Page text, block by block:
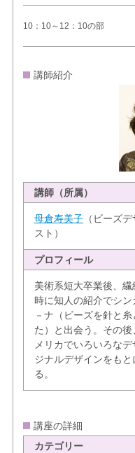
10：10～12：10の部
講師紹介
講師（所属）
母倉寿美子（ビーズデ
スト）
プロフィール
美術系短大卒業後、
時に知人の紹介でシ
－ナ（ビーズを針と
た）と出会う。その
メリカでいろいろな
ジナルデザインをも
る。
講座の詳細
カテゴリー